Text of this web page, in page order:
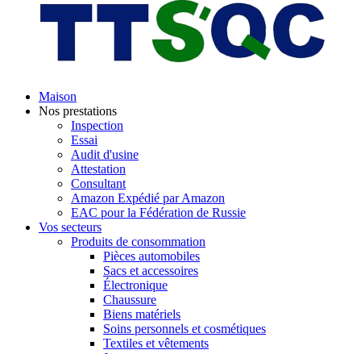
Maison
Nos prestations
Inspection
Essai
Audit d'usine
Attestation
Consultant
Amazon Expédié par Amazon
EAC pour la Fédération de Russie
Vos secteurs
Produits de consommation
Pièces automobiles
Sacs et accessoires
Électronique
Chaussure
Biens matériels
Soins personnels et cosmétiques
Textiles et vêtements